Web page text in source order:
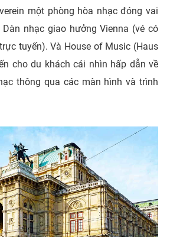
một phòng hòa nhạc đóng vai
nhạc giao hưởng Vienna (vé có
tuyến). Và House of Music (Haus
cho du khách cái nhìn hấp dẫn về
thông qua các màn hình và trình